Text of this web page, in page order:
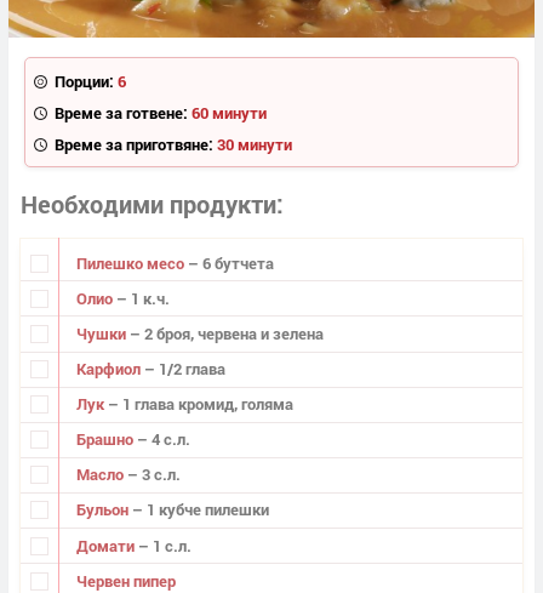
Порции: 6
Време за готвене: 60 минути
Време за приготвяне: 30 минути
Необходими продукти
Пилешко месо – 6 бутчета
Олио – 1 к.ч.
Чушки – 2 броя, червена и зелена
Карфиол – 1/2 глава
Лук – 1 глава кромид, голяма
Брашно – 4 с.л.
Масло – 3 с.л.
Бульон – 1 кубче пилешки
Домати – 1 с.л.
Червен пипер